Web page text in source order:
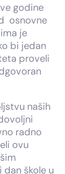
godine
osnovne
je
bi jedan
proveli
naših
radno
ovu
škole u